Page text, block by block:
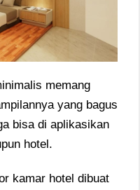
memang
yang bagus
bisa di aplikasikan
hotel.
kamar hotel dibuat